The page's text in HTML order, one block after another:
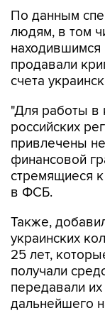
По данным
людям, в том
продавали
счета
"Для работы в
российских
привлечены
финансовой
стремящиеся
в ФСБ.
Также,
украинских
25 лет,
получали
передавали
дальнейшего